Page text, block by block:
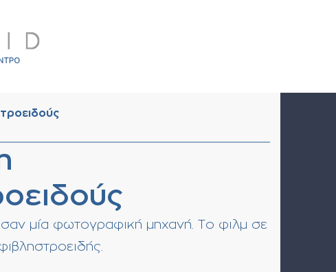
μία φωτογραφική μηχανή. Το φιλμ σε